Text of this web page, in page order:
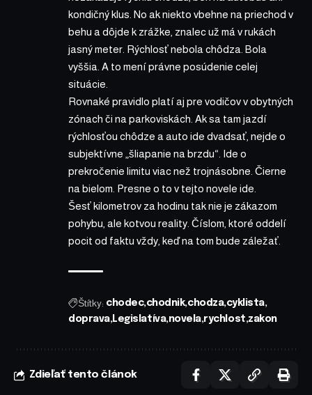
kondičný klus. No ak niekto vbehne na priechod v
behu a dôjde k zrážke, znalec už má v rukách
jasný meter. Rýchlosť nebola chôdza. Bola
vyššia. A to mení právne posúdenie celej
situácie.
Rovnaké pravidlo platí aj pre vodičov v obytných
zónach či na parkoviskách. Ak sa tam jazdí
rýchlosťou chôdze a auto ide dvadsať, nejde o
subjektívne „šliapanie na brzdu“. Ide o
prekročenie limitu viac než trojnásobne. Čierne
na bielom. Presne o to v tejto novele ide.
Šesť kilometrov za hodinu tak nie je zákazom
pohybu, ale kotvou reality. Číslom, ktoré oddelí
pocit od faktu vždy, keď na tom bude záležať.
Štítky: chodec chodnik chodza cyklista
doprava Legislatíva novela rychlost zakon
Zdieľať tento článok